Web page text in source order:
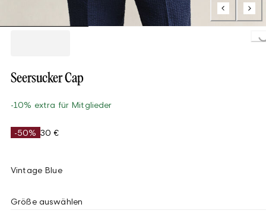
Loading...
Seersucker Cap
-10% extra für Mitglieder
-50% 30 €
Vintage Blue
Größe auswählen